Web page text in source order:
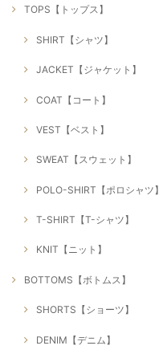
TOPS【トップス】
SHIRT【シャツ】
JACKET【ジャケット】
COAT【コート】
VEST【ベスト】
SWEAT【スウェット】
POLO-SHIRT【ポロシャツ】
T-SHIRT【T-シャツ】
KNIT【ニット】
BOTTOMS【ボトムス】
SHORTS【ショーツ】
DENIM【デニム】